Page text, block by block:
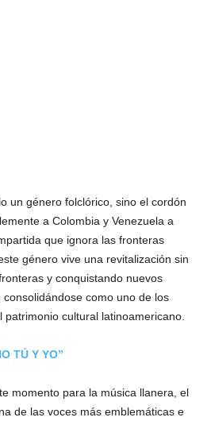
un género folclórico, sino el cordón
a Colombia y Venezuela a
que ignora las fronteras
género vive una revitalización sin
y conquistando nuevos
como uno de los
cultural latinoamericano.
TÚ Y YO”
momento para la música llanera, el
de las voces más emblemáticas e